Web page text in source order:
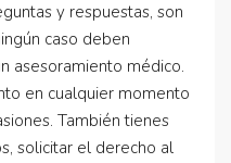
y respuestas, son
caso deben
asesoramiento médico.
en cualquier momento
También tienes
solicitar el derecho al